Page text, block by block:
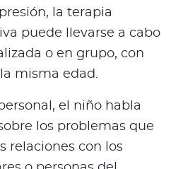
la terapia
puede llevarse a cabo
o en grupo, con
misma edad.
el niño habla
los problemas que
relaciones con los